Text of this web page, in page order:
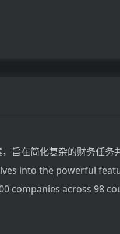
旨在简化复杂的财务任务
into the powerful
companies across 98